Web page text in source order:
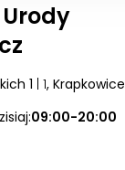
1 | 1, Krapkowice
09:00-20:00